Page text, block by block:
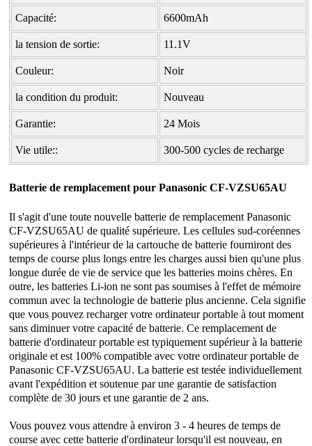
Capacité: 6600mAh
la tension de sortie: 11.1V
Couleur: Noir
la condition du produit: Nouveau
Garantie: 24 Mois
Vie utile:: 300-500 cycles de recharge
Batterie de remplacement pour PanasonicCF-VZSU65AU
Il s'agit d'une toute nouvellebatterie de remplacement Panasonic
CF-VZSU65AUde qualité supérieure. Les cellules sud-coréennes
supérieures à l'intérieur de la cartouche de batterie fourniront des
temps de course plus longs entre les charges aussi bien qu'une plus
longue durée de vie de service que les batteries moins chères. En
outre, les batteries Li-ion ne sont pas soumises à l'effet de mémoire
commun avec la technologie de batterie plus ancienne. Cela signifie
que vous pouvez recharger votre ordinateur portable à tout moment
sans diminuer votre capacité de batterie. Ce remplacement de
batterie d'ordinateur portable est typiquement supérieur à la batterie
originale et est 100% compatible avec votre ordinateur portable de
Panasonic CF-VZSU65AU. La batterie est testée individuellement
avant l'expédition et soutenue par une garantie de satisfaction
complète de 30 jours et une garantie de 2 ans.
Vous pouvez vous attendre à environ 3 - 4 heures de temps de
course avec cette batterie d'ordinateur lorsqu'il est nouveau, en